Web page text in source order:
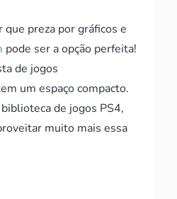
que preza por gráficos e
pode ser a opção perfeita!
de jogos
um espaço compacto.
de jogos PS4,
muito mais essa